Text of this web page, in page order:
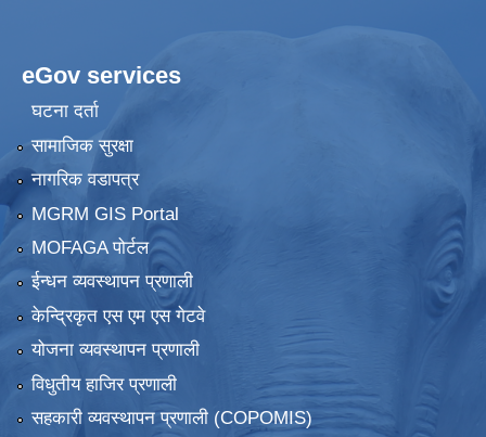
eGov services
घटना दर्ता
सामाजिक सुरक्षा
नागरिक वडापत्र
MGRM GIS Portal
MOFAGA पोर्टल
ईन्धन व्यवस्थापन प्रणाली
केन्द्रिकृत एस एम एस गेटवे
योजना व्यवस्थापन प्रणाली
विधुतीय हाजिर प्रणाली
सहकारी व्यवस्थापन प्रणाली (COPOMIS)